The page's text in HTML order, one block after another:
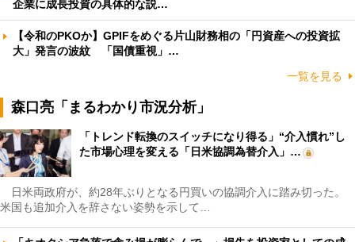
企業に成長投資の具体的な説…
【令和のPKOか】GPIFをめぐる片山財務相の「円資産への投資拡
大」発言の波紋 「国債重視」…
一覧を見る
森口亮「まるわかり市況分析」
「トレンド転換のスイッチになり得る」“介入慣れ”し
た市場心理を変える「日米協調為替介入」…
日米両政府が、約28年ぶりとなる円買いの協調介入に踏み切った。
米国も追加介入を辞さない姿勢を示して…